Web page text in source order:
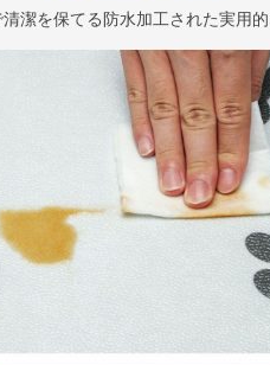
潔を保てる防水加工された実用